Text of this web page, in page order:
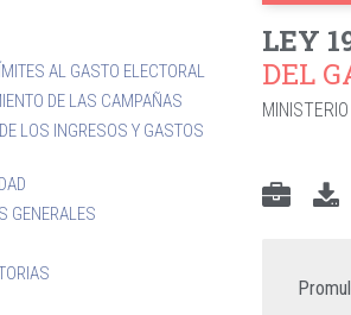
AL GASTO ELECTORAL
DE LAS CAMPAÑAS
LOS INGRESOS Y GASTOS
GENERALES
LEY
DEL